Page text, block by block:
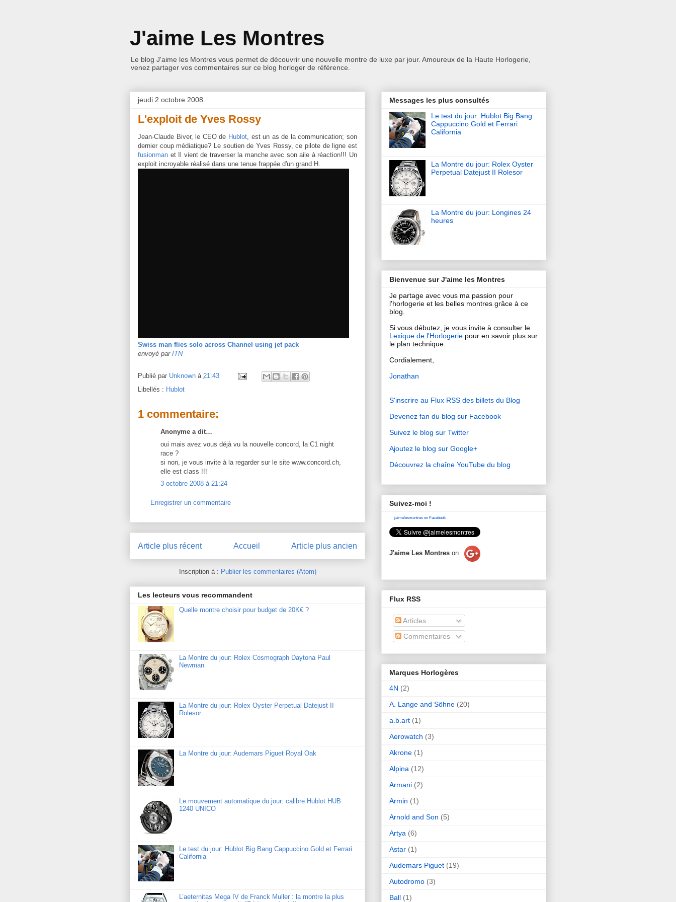
J'aime Les Montres
Le blog J'aime les Montres vous permet de découvrir une nouvelle montre de luxe par jour. Amoureux de la Haute Horlogerie,
venez partager vos commentaires sur ce blog horloger de référence.
jeudi 2 octobre 2008
L'exploit de Yves Rossy
Jean-Claude Biver, le CEO de Hublot, est un as de la communication; son
dernier coup médiatique? Le soutien de Yves Rossy, ce pilote de ligne est
fusionman et Il vient de traverser la manche avec son aile à réaction!!! Un
exploit incroyable réalisé dans une tenue frappée d'un grand H.
Swiss man flies solo across Channel using jet pack
envoyé par ITN
Publié par Unknown à 21:43
Libellés : Hublot
1 commentaire:
Anonyme a dit…
oui mais avez vous déjà vu la nouvelle concord, la C1 night
race ?
si non, je vous invite à la regarder sur le site www.concord.ch,
elle est class !!!
3 octobre 2008 à 21:24
Enregistrer un commentaire
Article plus récent Article plus ancien
Accueil
Inscription à : Publier les commentaires (Atom)
Les lecteurs vous recommandent
Quelle montre choisir pour budget de 20K€ ?
La Montre du jour: Rolex Cosmograph Daytona Paul
Newman
La Montre du jour: Rolex Oyster Perpetual Datejust II
Rolesor
La Montre du jour: Audemars Piguet Royal Oak
Le mouvement automatique du jour: calibre Hublot HUB
1240 UNICO
Le test du jour: Hublot Big Bang Cappuccino Gold et Ferrari
California
L’aeternitas Mega IV de Franck Muller : la montre la plus
Messages les plus consultés
Le test du jour: Hublot Big Bang
Cappuccino Gold et Ferrari
California
La Montre du jour: Rolex Oyster
Perpetual Datejust II Rolesor
La Montre du jour: Longines 24
heures
Bienvenue sur J'aime les Montres
Je partage avec vous ma passion pour
l'horlogerie et les belles montres grâce à ce
blog.
Si vous débutez, je vous invite à consulter le
Lexique de l'Horlogerie pour en savoir plus sur
le plan technique.
Cordialement,
Jonathan
S'inscrire au Flux RSS des billets du Blog
Devenez fan du blog sur Facebook
Suivez le blog sur Twitter
Ajoutez le blog sur Google+
Découvrez la chaîne YouTube du blog
Suivez-moi !
jaimelesmontres on Facebook
J'aime Les Montres on
Flux RSS
Articles
Commentaires
Marques Horlogères
4N (2)
A. Lange and Söhne (20)
a.b.art (1)
Aerowatch (3)
Akrone (1)
Alpina (12)
Armani (2)
Armin (1)
Arnold and Son (5)
Artya (6)
Astar (1)
Audemars Piguet (19)
Autodromo (3)
Ball (1)